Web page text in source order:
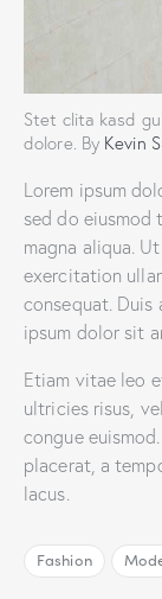
Stet clita kasd
dolore. By Kevin
Lorem ipsum
sed do
magna aliqua.
exercitation
consequat. Duis
ipsum dolor sit
Etiam vitae leo
ultricies risus,
congue
placerat, a
lacus.
Fashion